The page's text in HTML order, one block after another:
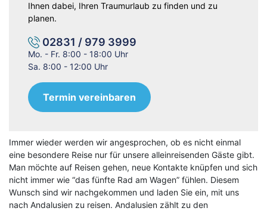
Immer wieder werden wir angesprochen, ob es nicht einmal
eine besondere Reise nur für unsere alleinreisenden Gäste gibt.
Man möchte auf Reisen gehen, neue Kontakte knüpfen und sich
nicht immer wie “das fünfte Rad am Wagen” fühlen. Diesem
Wunsch sind wir nachgekommen und laden Sie ein, mit uns
nach Andalusien zu reisen. Andalusien zählt zu den
Ihnen dabei, Ihren Traumurlaub zu finden und zu
planen.
02831 / 979 3999
Mo. - Fr. 8:00 - 18:00 Uhr
Sa. 8:00 - 12:00 Uhr
Termin vereinbaren